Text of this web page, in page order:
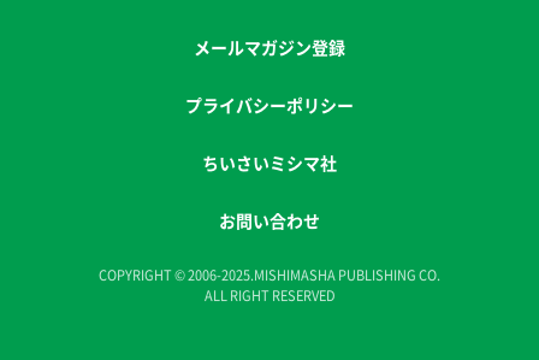
メールマガジン登録
プライバシーポリシー
ちいさいミシマ社
お問い合わせ
COPYRIGHT © 2006-2025.MISHIMASHA PUBLISHING CO.
ALL RIGHT RESERVED